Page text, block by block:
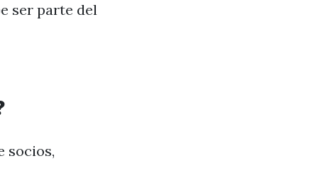
ser parte del
socios,